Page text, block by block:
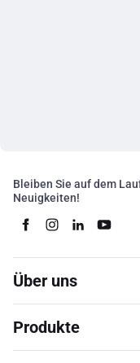
Bleiben Sie auf dem
Neuigkeiten!
Über uns
Produkte